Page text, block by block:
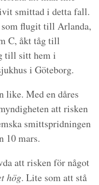
smittad i detta fall.
flugit till Arlanda,
C, åkt tåg till
till sitt hem i
i Göteborg.
like. Med en dåres
att risken
smittspridningen
10 mars.
att risken för något
hög. Lite som att stå